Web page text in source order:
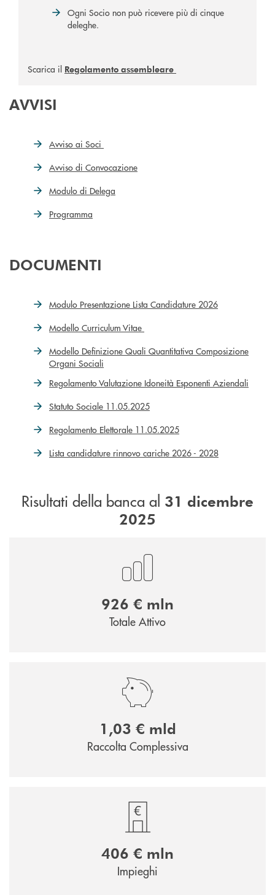
Ogni Socio non può ricevere più di cinque
deleghe.
Scarica il Regolamento assembleare
AVVISI
Avviso ai Soci
Avviso di Convocazione
Modulo di Delega
Programma
DOCUMENTI
Modulo Presentazione Lista Candidature 2026
Modello Curriculum Vitae
Modello Definizione Quali Quantitativa Composizione
Organi Sociali
Regolamento Valutazione Idoneità Esponenti Aziendali
Statuto Sociale 11.05.2025
Regolamento Elettorale 11.05.2025
Lista candidature rinnovo cariche 2026 - 2028
Risultati della banca al 31 dicembre
2025
926 € mln
Totale Attivo
1,03 € mld
Raccolta Complessiva
406 € mln
Impieghi